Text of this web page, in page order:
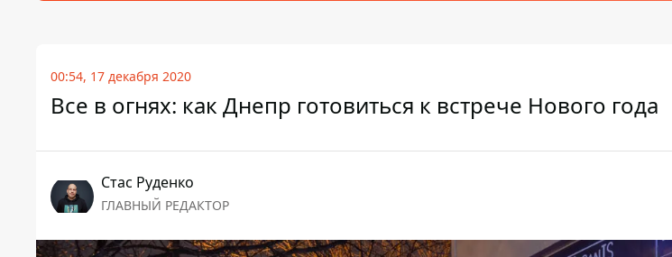
00:54, 17 декабря 2020
Все в огнях: как Днепр готовиться к встрече Нового года
Стаc Руденко
ГЛАВНЫЙ РЕДАКТОР